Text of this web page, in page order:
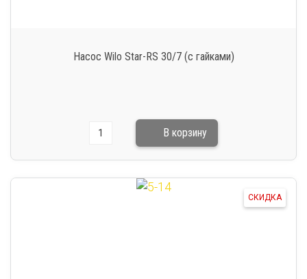
Насос Wilo Star-RS 30/7 (с гайками)
СКИДКА